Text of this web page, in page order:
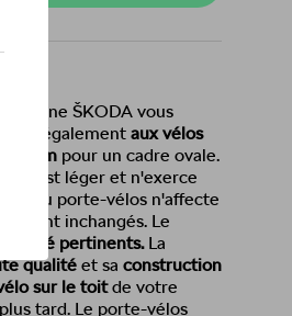
ŠKODA vous
également aux vélos
mm pour un cadre ovale.
, qui est léger et n'exerce
du porte-vélos n'affecte
inchangés. Le
pertinents.La
qualité et sa construction
sur le toitde votre
tard. Le porte-vélos